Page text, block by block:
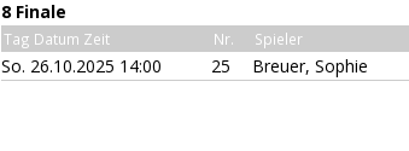
8 Finale
Tag Datum Zeit Nr. Spieler
So. 26.10.2025 14:00 25 Breuer, Sophie